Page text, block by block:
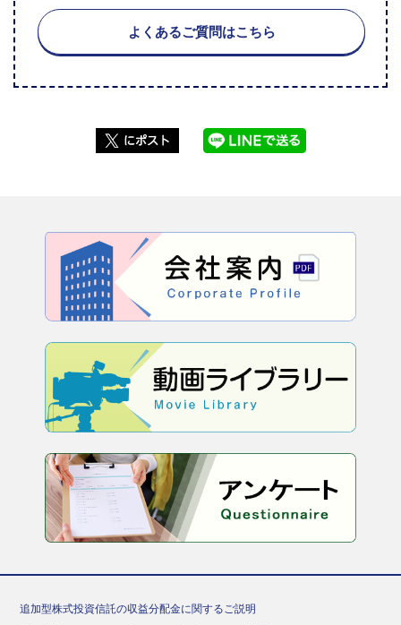
よくあるご質問はこちら
追加型株式投資信託の収益分配金に関するご説明